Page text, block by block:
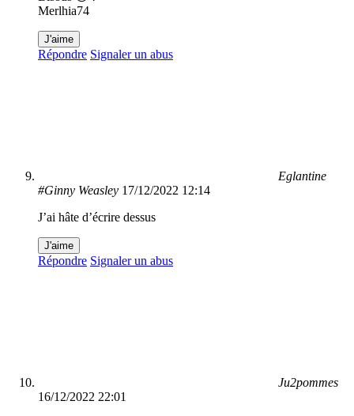
Merlhia74
J'aime
Répondre Signaler un abus
Eglantine
#Ginny Weasley 17/12/2022 12:14
J’ai hâte d’écrire dessus
J'aime
Répondre Signaler un abus
Ju2pommes
16/12/2022 22:01